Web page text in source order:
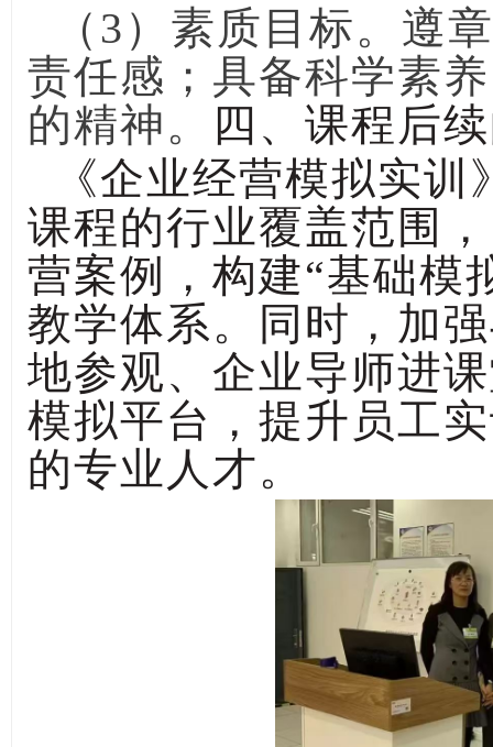
（3）素质目标。遵
责任感；具备科学素
的精神。
四、课程后
《企业经营模拟实训
课程的行业覆盖范围
营案例，构建“基础模
教学体系。同时，加
地参观、企业导师进
模拟平台，提升员工
的专业人才。